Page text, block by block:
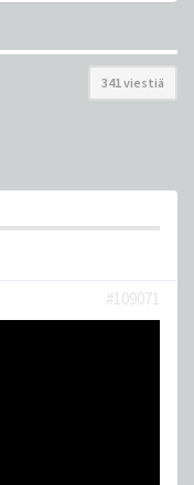
341 viestiä
#109071